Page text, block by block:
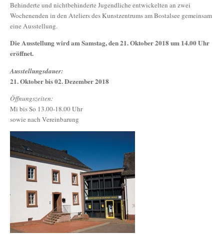
Behinderte und nichtbehinderte Jugendliche entwickelten an zwei
Wochenenden in den Ateliers des Kunstzentrums am Bostalsee gemeinsam
eine Ausstellung.
Die Ausstellung wird am Samstag, den 21. Oktober 2018 um 14.00 Uhr
eröffnet.
Ausstellungsdauer:
21. Oktober bis 02. Dezember 2018
Öffnungszeiten:
Mi bis So 13.00-18.00 Uhr
sowie nach Vereinbarung